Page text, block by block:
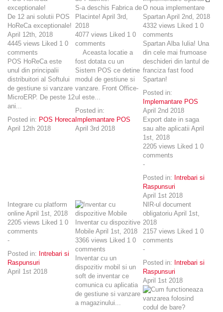
De 12 ani solutii POS
HoReCa exceptionale!
April 12th, 2018
4445 views Liked 1 0
comments
POS HoReCa este
unul din principalii
distribuitori al Softului
de gestiune si vanzare
MicroERP. De peste 12
ani...
Posted in: POS Horeca
April 12th 2018
S-a deschis Fabrica de
Placinte! April 3rd,
2018
4077 views Liked 1 0
comments
Aceasta locatie a
fost dotata cu un
Sistem POS ce detine
modul de gestiune si
vanzare. Front Office-
ul este...
Posted in:
Implemantare POS
April 3rd 2018
O noua implementare
Spartan April 2nd, 2018
4332 views Liked 1 0
comments
Spartan Alba Iulia! Una
din cele mai frumoase
deschideri din lantul de
franciza fast food
Spartan!
Posted in:
Implemantare POS
April 2nd 2018
Export date in saga
sau alte aplicatii April
1st, 2018
2205 views Liked 1 0
comments
-
Posted in: Intrebari si
Raspunsuri
April 1st 2018
Integrare cu platform
online April 1st, 2018
2205 views Liked 1 0
comments
-
Posted in: Intrebari si
Raspunsuri
April 1st 2018
Inventar cu dispozitive
Mobile April 1st, 2018
3366 views Liked 1 0
comments
Inventar cu un
dispozitiv mobil si un
soft de inventar ce
comunica cu aplicatia
de gestiune si vanzare
a magazinului...
NIR-ul document
obligatoriu April 1st,
2018
2157 views Liked 1 0
comments
-
Posted in: Intrebari si
Raspunsuri
April 1st 2018